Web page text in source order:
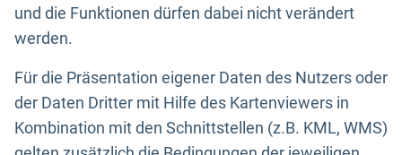
und die Funktionen dürfen dabei nicht verändert
werden.
Für die Präsentation eigener Daten des Nutzers oder
der Daten Dritter mit Hilfe des Kartenviewers in
Kombination mit den Schnittstellen (z.B. KML, WMS)